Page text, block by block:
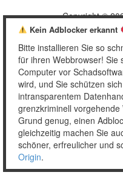
Copyright ©
MobileWordPress
Kein Adblocker erkannt
Bitte installieren Sie so
für ihren Webbrowser! Sie
Computer vor
wird, und Sie schützen
intransparentem
grenzkriminell
Grund genug, einen
gleichzeitig machen Sie
schöner, erfreulicher und
Origin.